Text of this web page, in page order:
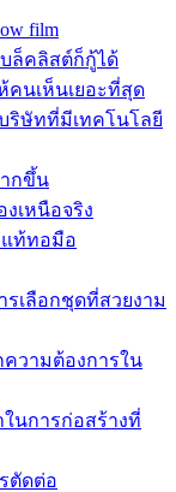
film
ล็คลิสต์ก็กู้ได้
คนเห็นเยอะที่สุด
ริษัทที่มีเทคโนโลยี
กขึ้น
งเหนือจริง
แท้ทอมือ
รเลือกชุดที่สวยงาม
วามต้องการใน
ในการก่อสร้างที่
ตัดต่อ